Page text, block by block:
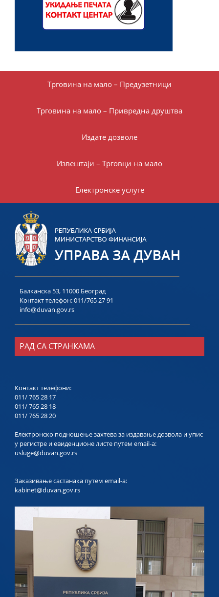
Трговина на мало – Предузетници
Трговина на мало – Привредна друштва
Издате дозволе
Извештаји – Трговци на мало
Електронске услуге
Балканска 53, 11000 Београд
Контакт телефон:011/765 27 91
info@duvan.gov.rs
РАД СА СТРАНКАМА
Контакт телефони:
011/ 765 28 17
011/ 765 28 18
011/ 765 28 20
Електронско подношење захтева за издавање дозвола и упис
у регистре и евиденционе листе путем email-a:
usluge@duvan.gov.rs
Заказивање састанака путем email-a:
kabinet@duvan.gov.rs